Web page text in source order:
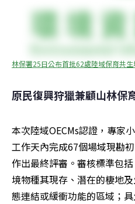
林保署25日公布首批62處陸域保育共
原民復興狩獵兼顧山林保
本次陸域OECMs認證，專家
工作天內完成67個場域現勘
作出最終評審。審核標準包
境物種其現存、潛在的棲地
態連結或緩衝功能的區域；